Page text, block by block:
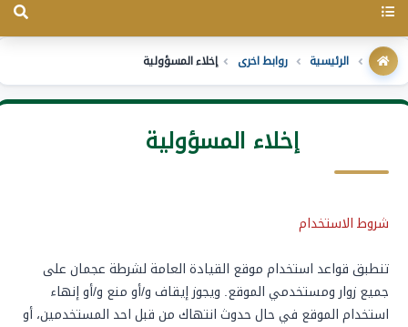
Toggle
الرئيسية روابط اخرى إخلاء المسؤولية
إخلاء المسؤولية
شروط الاستخدام
تنطبق قواعد استخدام موقع القيادة العامة لشرطة عجمان على
جميع زوار ومستخدمي الموقع. ويجوز إيقاف و/أو منع و/أو إنهاء
استخدام الموقع في حال حدوث انتهاك من قبل احد المستخدمين، أو